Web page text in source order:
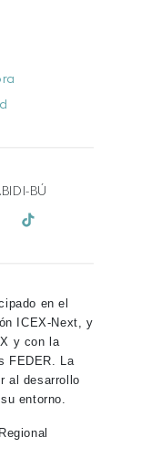
BÚ
en el
ICEX-Next, y
y con la
FEDER. La
al desarrollo
entorno.